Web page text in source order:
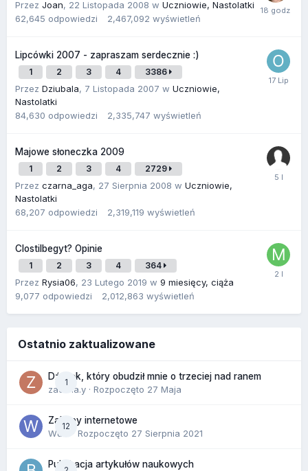
Przez Joan, 22 Listopada 2008 w Uczniowie, Nastolatki
62,645 odpowiedzi 2,467,092 wyświetleń
Lipcówki 2007 - zapraszam serdecznie :)
1 2 3 4 3386
Przez Dziubala, 7 Listopada 2007 w Uczniowie,
Nastolatki
84,630 odpowiedzi 2,335,747 wyświetleń
Majowe słoneczka 2009
1 2 3 4 2729
Przez czarna_aga, 27 Sierpnia 2008 w Uczniowie,
Nastolatki
68,207 odpowiedzi 2,319,119 wyświetleń
Clostilbegyt? Opinie
1 2 3 4 364
Przez Rysia06, 23 Lutego 2019 w 9 miesięcy, ciąża
9,077 odpowiedzi 2,012,863 wyświetleń
Ostatnio zaktualizowane
1
Dźwięk, który obudził mnie o trzeciej nad ranem
zackr.a.y · Rozpoczęto 27 Maja
12
Zakupy internetowe
Wula
· Rozpoczęto 27 Sierpnia 2021
Publikacja artykułów naukowych